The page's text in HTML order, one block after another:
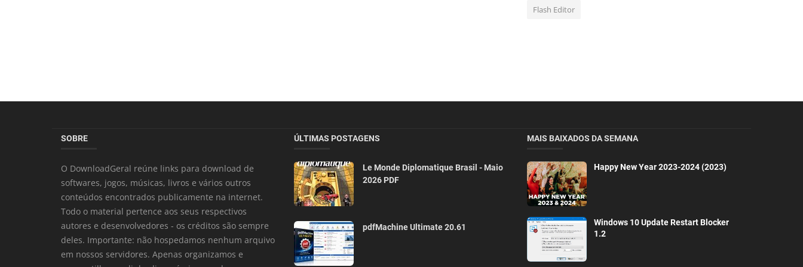
Flash Editor
SOBRE
O DownloadGeral reúne links para download de
softwares, jogos, músicas, livros e vários outros
conteúdos encontrados publicamente na internet.
Todo o material pertence aos seus respectivos
autores e desenvolvedores - os créditos são sempre
deles. Importante: não hospedamos nenhum arquivo
em nossos servidores. Apenas organizamos e
ÚLTIMAS POSTAGENS
Le Monde Diplomatique Brasil - Maio
2026 PDF
pdfMachine Ultimate 20.61
MAIS BAIXADOS DA SEMANA
Happy New Year 2023-2024 (2023)
Windows 10 Update Restart Blocker
1.2